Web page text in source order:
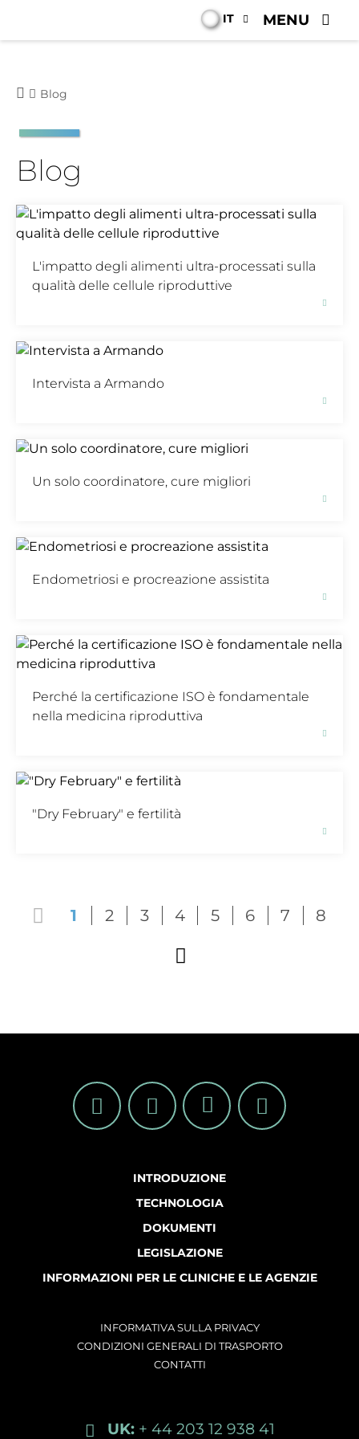
Blog
Blog
L'impatto degli alimenti ultra-processati sulla
qualità delle cellule riproduttive
Intervista a Armando
Un solo coordinatore, cure migliori
Endometriosi e procreazione assistita
Perché la certificazione ISO è fondamentale
nella medicina riproduttiva
"Dry February" e fertilità
1 2 3 4 5 6 7 8
INTRODUZIONE
TECHNOLOGIA
DOKUMENTI
LEGISLAZIONE
INFORMAZIONI PER LE CLINICHE E LE AGENZIE
INFORMATIVA SULLA PRIVACY
CONDIZIONI GENERALI DI TRASPORTO
CONTATTI
UK:+ 44 203 12 938 41
IT MENU